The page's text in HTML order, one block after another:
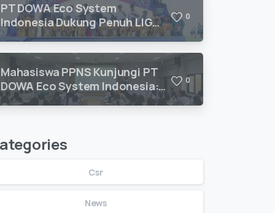
PT DOWA Eco System
Indonesia Dukung Penuh LIGA
ANAK MEGILAN 2026 U10–U12
untuk Pengembangan Talenta
Sepak Bola Usia Dini
0
Mahasiswa PPNS Kunjungi PT
DOWA Eco System Indonesia:
Belajar Pengolahan Limbah B3
0
Csr
News